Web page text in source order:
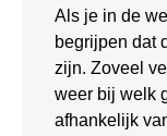
Als je in de
begrijpen dat
zijn. Zoveel
weer bij welk
afhankelijk